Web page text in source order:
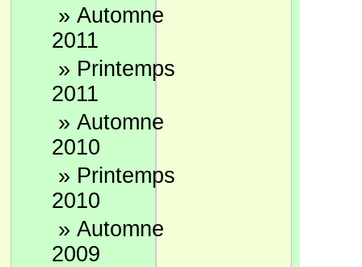
» Automne
2011
» Printemps
2011
» Automne
2010
» Printemps
2010
» Automne
2009